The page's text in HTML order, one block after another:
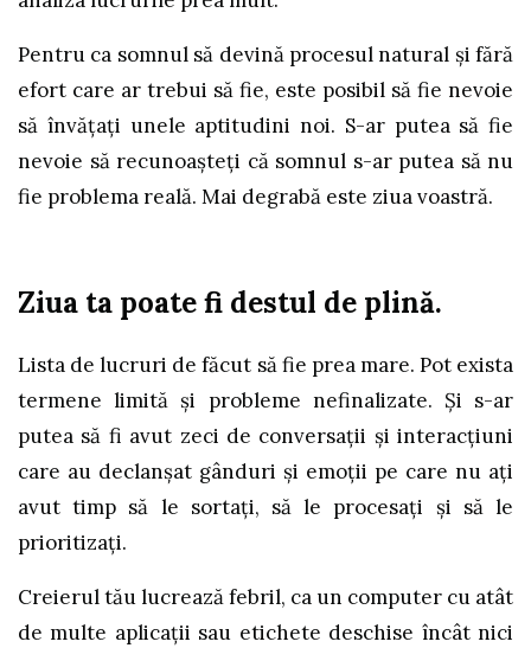
Pentru ca somnul să devină procesul natural și fără
efort care ar trebui să fie, este posibil să fie nevoie
să învățați unele aptitudini noi. S-ar putea să fie
nevoie să recunoașteți că somnul s-ar putea să nu
fie problema reală. Mai degrabă este ziua voastră.
Ziua ta poate fi destul de plină.
Lista de lucruri de făcut să fie prea mare. Pot exista
termene limită și probleme nefinalizate. Și s-ar
putea să fi avut zeci de conversații și interacțiuni
care au declanșat gânduri și emoții pe care nu ați
avut timp să le sortați, să le procesați și să le
prioritizați.
Creierul tău lucrează febril, ca un computer cu atât
de multe aplicații sau etichete deschise încât nici